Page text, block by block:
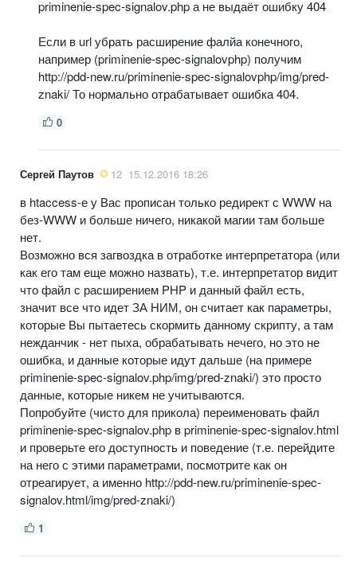
priminenie-spec-signalov.php а не выдаёт ошибку 404
Если в url убрать расширение фалйа конечного,
например (priminenie-spec-signalovphp) получим
http://pdd-new.ru/priminenie-spec-signalovphp/img/pred-
znaki/ То нормально отрабатывает ошибка 404.
0
Сергей Паутов 12 15.12.2016 18:26
в htaccess-е у Вас прописан только редирект с WWW на
без-WWW и больше ничего, никакой магии там больше
нет.
Возможно вся загвоздка в отработке интерпретатора (или
как его там еще можно назвать), т.е. интерпретатор видит
что файл с расширением PHP и данный файл есть,
значит все что идет ЗА НИМ, он считает как параметры,
которые Вы пытаетесь скормить данному скрипту, а там
нежданчик - нет пыха, обрабатывать нечего, но это не
ошибка, и данные которые идут дальше (на примере
priminenie-spec-signalov.php/img/pred-znaki/) это просто
данные, которые никем не учитываются.
Попробуйте (чисто для прикола) переименовать файл
priminenie-spec-signalov.php в priminenie-spec-signalov.html
и проверьте его доступность и поведение (т.е. перейдите
на него с этими параметрами, посмотрите как он
отреагирует, а именно http://pdd-new.ru/priminenie-spec-
signalov.html/img/pred-znaki/)
1